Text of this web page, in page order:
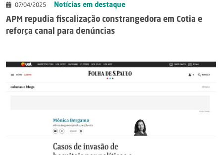
07/04/2025 Notícias em destaque
APM repudia fiscalização constrangedora em Cotia e
reforça canal para denúncias